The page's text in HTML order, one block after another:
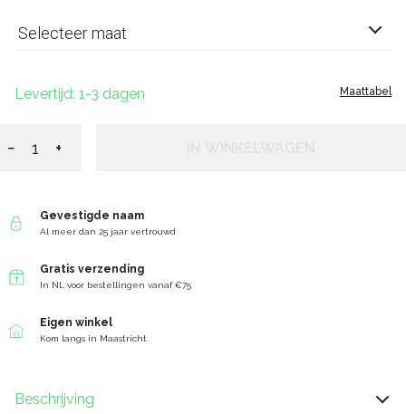
Selecteer maat
Maattabel
Levertijd: 1-3 dagen
− +
Gevestigde naam
Al meer dan 25 jaar vertrouwd
Gratis verzending
In NL voor bestellingen vanaf €75
Eigen winkel
Kom langs in Maastricht
Beschrijving